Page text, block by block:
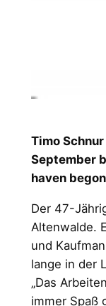
Timo
September
haven
Der 47-
Altenwalde.
und
lange in der
„Das
immer Spaß